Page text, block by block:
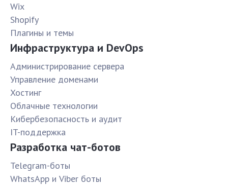
Wix
Shopify
Плагины и темы
Инфраструктура и DevOps
Администрирование сервера
Управление доменами
Хостинг
Облачные технологии
Кибербезопасность и аудит
IT-поддержка
Разработка чат-ботов
Telegram-боты
WhatsApp и Viber боты